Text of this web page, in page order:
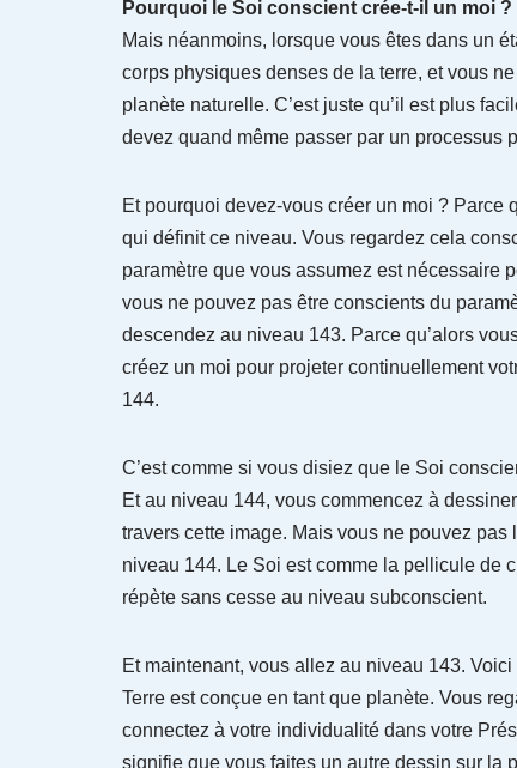
Pourquoi le Soi conscient crée-t-il un moi ?
Mais néanmoins, lorsque vous êtes dans un
corps physiques denses de la terre, et vous
planète naturelle. C’est juste qu’il est plus
devez quand même passer par un processus
Et pourquoi devez-vous créer un moi ?
qui définit ce niveau. Vous regardez cela
paramètre que vous assumez est nécessaire
vous ne pouvez pas être conscients du
descendez au niveau 143. Parce qu’alors
créez un moi pour projeter continuellement
144.
C’est comme si vous disiez que le Soi
Et au niveau 144, vous commencez à
travers cette image. Mais vous ne pouvez
niveau 144. Le Soi est comme la pellicule de
répète sans cesse au niveau subconscient.
Et maintenant, vous allez au niveau 143.
Terre est conçue en tant que planète. Vous
connectez à votre individualité dans votre
signifie que vous faites un autre dessin sur la